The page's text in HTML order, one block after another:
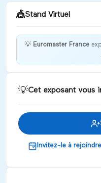
🎪Stand Virtuel
Bienvenue chez Euromaster
💡 Euromaster France
💡Cet exposant vous
Invitez-le à